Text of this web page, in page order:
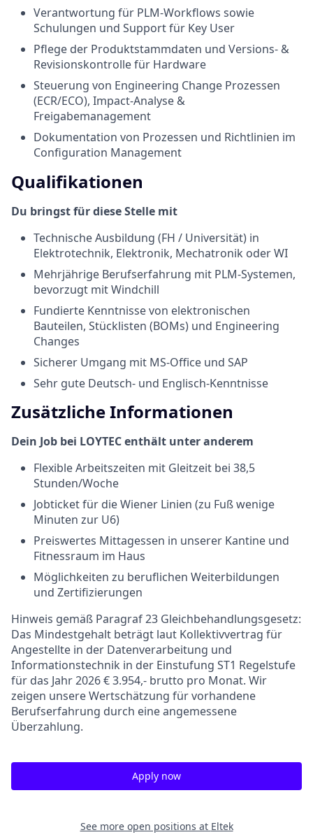
Verantwortung für PLM-Workflows sowie
Schulungen und Support für Key User
Pflege der Produktstammdaten und Versions- &
Revisionskontrolle für Hardware
Steuerung von Engineering Change Prozessen
(ECR/ECO), Impact-Analyse &
Freigabemanagement
Dokumentation von Prozessen und Richtlinien im
Configuration Management
Qualifikationen
Du bringst für diese Stelle mit
Technische Ausbildung (FH / Universität) in
Elektrotechnik, Elektronik, Mechatronik oder WI
Mehrjährige Berufserfahrung mit PLM-Systemen,
bevorzugt mit Windchill
Fundierte Kenntnisse von elektronischen
Bauteilen, Stücklisten (BOMs) und Engineering
Changes
Sicherer Umgang mit MS-Office und SAP
Sehr gute Deutsch- und Englisch-Kenntnisse
Zusätzliche Informationen
Dein Job bei LOYTEC enthält unter anderem
Flexible Arbeitszeiten mit Gleitzeit bei 38,5
Stunden/Woche
Jobticket für die Wiener Linien (zu Fuß wenige
Minuten zur U6)
Preiswertes Mittagessen in unserer Kantine und
Fitnessraum im Haus
Möglichkeiten zu beruflichen Weiterbildungen
und Zertifizierungen
Hinweis gemäß Paragraf 23 Gleichbehandlungsgesetz:
Das Mindestgehalt beträgt laut Kollektivvertrag für
Angestellte in der Datenverarbeitung und
Informationstechnik in der Einstufung ST1 Regelstufe
für das Jahr 2026 € 3.954,- brutto pro Monat. Wir
zeigen unsere Wertschätzung für vorhandene
Berufserfahrung durch eine angemessene
Überzahlung.
Apply now
See more open positions at Eltek